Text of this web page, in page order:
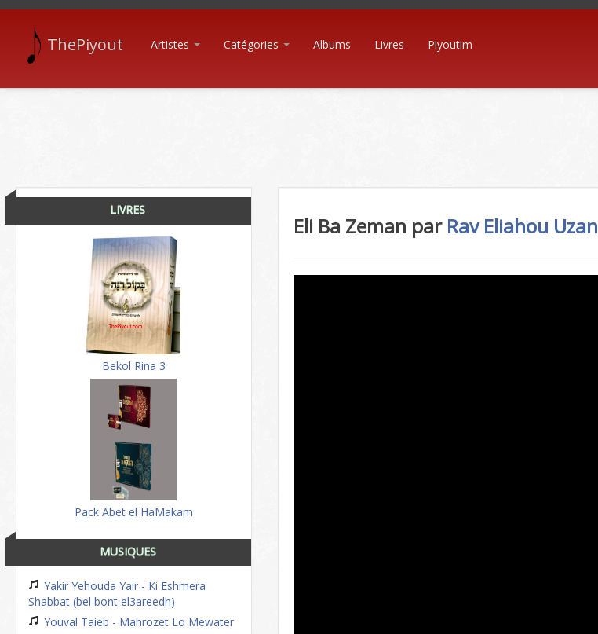
ThePiyout Artistes Catégories Albums Livres Piyoutim
LIVRES
Bekol Rina 3
Pack Abet el HaMakam
MUSIQUES
Yakir Yehouda Yair - Ki Eshmera
Shabbat (bel bont el3areedh)
Youval Taieb - Mahrozet Lo Mewater
Eli Ba Zeman par Rav Eliahou Uzan